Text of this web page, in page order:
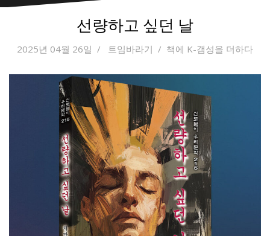
선량하고 싶던 날
2025년 04월 26일 트임바라기 책에 K-갬성을 더하다